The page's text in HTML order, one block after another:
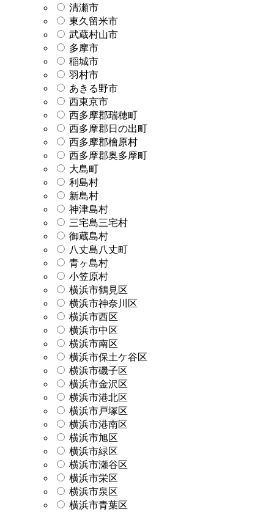
清瀬市
東久留米市
武蔵村山市
多摩市
稲城市
羽村市
あきる野市
西東京市
西多摩郡瑞穂町
西多摩郡日の出町
西多摩郡檜原村
西多摩郡奥多摩町
大島町
利島村
新島村
神津島村
三宅島三宅村
御蔵島村
八丈島八丈町
青ヶ島村
小笠原村
横浜市鶴見区
横浜市神奈川区
横浜市西区
横浜市中区
横浜市南区
横浜市保土ケ谷区
横浜市磯子区
横浜市金沢区
横浜市港北区
横浜市戸塚区
横浜市港南区
横浜市旭区
横浜市緑区
横浜市瀬谷区
横浜市栄区
横浜市泉区
横浜市青葉区